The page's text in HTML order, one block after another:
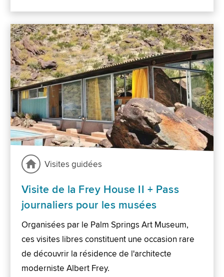
Visites guidées
Visite de la Frey House II + Pass
journaliers pour les musées
Organisées par le Palm Springs Art Museum,
ces visites libres constituent une occasion rare
de découvrir la résidence de l'architecte
moderniste Albert Frey.